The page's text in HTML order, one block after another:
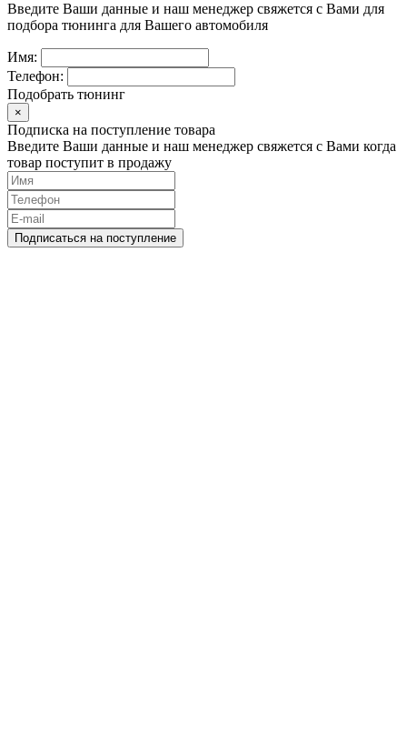
Введите Ваши данные и наш менеджер свяжется с Вами для
подбора тюнинга для Вашего автомобиля
Имя:
Телефон:
Подобрать тюнинг
×
Подписка на поступление товара
Введите Ваши данные и наш менеджер свяжется с Вами когда
товар поступит в продажу